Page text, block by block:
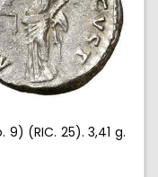
(RIC. 25). 3,41 g.